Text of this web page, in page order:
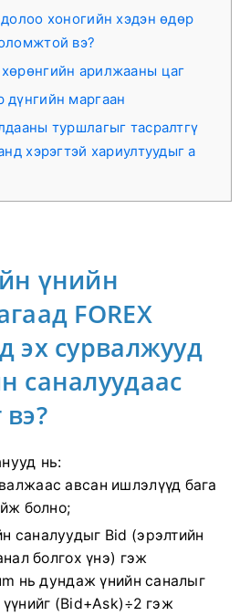
хоногийн хэдэн өдөр
вэ?
арилжааны цаг
дүнгийн маргаан
туршлагыг тасралтгү
хэрэгтэй хариултуудыг а
үнийн
FOREX
эх сурвалжууд
саналуудаас
нь:
авсан ишлэлүүд бага
болно;
саналуудыг Bid (эрэлтийн
болгох үнэ) гэж
нь дундаж үнийн саналыг
(Bid+Ask)÷2 гэж